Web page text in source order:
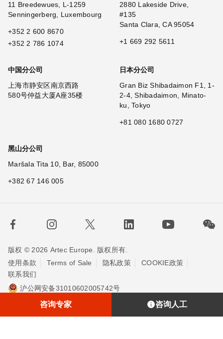
咨询人工
11 Breedewues, L-1259
Senningerberg, Luxembourg
+352 2 600 8670
+352 2 786 1074
2880 Lakeside Drive,
#135
Santa Clara, CA 95054
+1 669 292 5611
中国分公司
上海市静安区南京西路
580号仲益大厦A座35楼
日本分公司
Gran Biz Shibadaimon F1, 1-
2-4, Shibadaimon, Minato-
ku, Tokyo
+81 080 1680 0727
黑山分公司
Maršala Tita 10, Bar, 85000
+382 67 146 005
版权 © 2026 Artec Europe. 版权所有.
使用条款
Terms of Sale 隐私政策
COOKIE政策
联系我们
沪公网安备31010602005742号
埃太科™（上海）贸易有限责任公司
沪ICP备20013748号-2
咨询专家